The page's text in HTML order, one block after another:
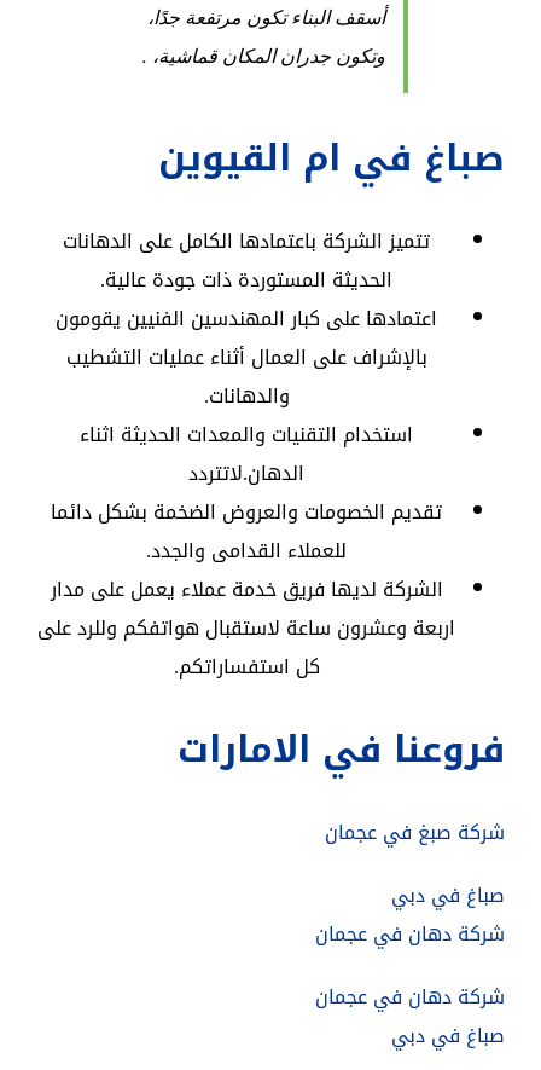
أسقف البناء تكون مرتفعة جدًا،
وتكون جدران المكان قماشية، .
صباغ في ام القيوين
تتميز الشركة باعتمادها الكامل على الدهانات
الحديثة المستوردة ذات جودة عالية.
اعتمادها على كبار المهندسين الفنيين يقومون
بالإشراف على العمال أثناء عمليات التشطيب
والدهانات.
استخدام التقنيات والمعدات الحديثة اثناء
الدهان.لاتتردد
تقديم الخصومات والعروض الضخمة بشكل دائما
للعملاء القدامى والجدد.
الشركة لديها فريق خدمة عملاء يعمل على مدار
اربعة وعشرون ساعة لاستقبال هواتفكم وللرد على
كل استفساراتكم.
فروعنا في الامارات
شركة صبغ في عجمان
صباغ في دبي
شركة دهان في عجمان
شركة دهان في عجمان
صباغ في دبي